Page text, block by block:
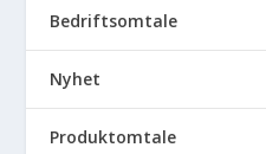
Bedriftsomtale
Nyhet
Produktomtale